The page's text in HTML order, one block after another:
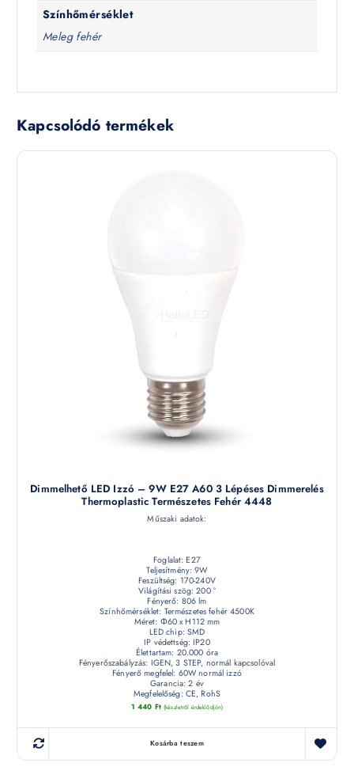
Színhőmérséklet
Meleg fehér
Kapcsolódó termékek
Dimmelhető LED Izzó – 9W E27 A60 3 Lépéses Dimmerelés
Thermoplastic Természetes Fehér 4448
Műszaki adatok:
Foglalat: E27
Teljesítmény: 9W
Feszültség: 170-240V
Világítási szög: 200 °
Fényerő: 806 lm
Színhőmérséklet: Természetes fehér 4500K
Méret: Φ60 x H112 mm
LED chip: SMD
IP védettség: IP20
Élettartam: 20.000 óra
Fényerőszabályzás: IGEN, 3 STEP, normál kapcsolóval
Fényerő megfelel: 60W normál izzó
Garancia: 2 év
Megfelelőség: CE, RohS
1 440 Ft (készletről érdeklődjön)
Kosárba teszem